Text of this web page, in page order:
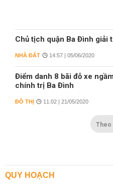
Chủ tịch quận Ba Đình giải
NHÀ ĐẤT 14:57 | 05/06/2020
Điểm danh 8 bãi đỗ xe
chính trị Ba Đình
ĐÔ THỊ 11:02 | 21/05/2020
Theo
QUY HOẠCH